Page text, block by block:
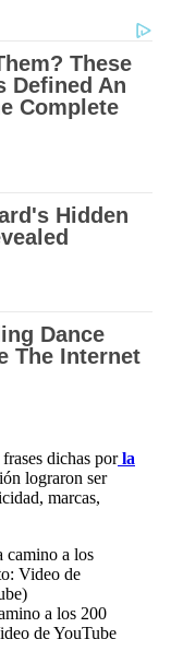
dichas porla
lograron ser
marcas,
a los 200
de YouTube